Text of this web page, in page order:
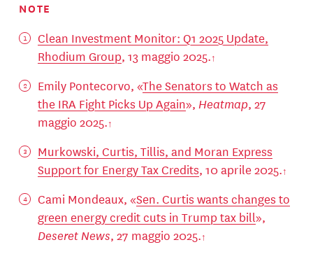
NOTE
Clean Investment Monitor: Q1 2025 Update,
Rhodium Group, 13 maggio 2025.
Emily Pontecorvo, «The Senators to Watch as
the IRA Fight Picks Up Again», Heatmap, 27
maggio 2025.
Murkowski, Curtis, Tillis, and Moran Express
Support for Energy Tax Credits, 10 aprile 2025.
Cami Mondeaux, «Sen. Curtis wants changes to
green energy credit cuts in Trump tax bill»,
Deseret News, 27 maggio 2025.